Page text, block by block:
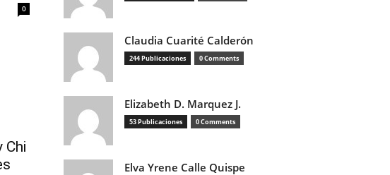
0
Chi
Claudia Cuarité Calderón
244 Publicaciones 0 Comments
Elizabeth D. Marquez J.
53 Publicaciones 0 Comments
Elva Yrene Calle Quispe